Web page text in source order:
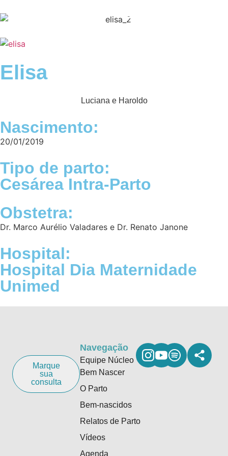
Elisa
Luciana e Haroldo
Nascimento:
20/01/2019
Tipo de parto:
Cesárea Intra-Parto
Obstetra:
Dr. Marco Aurélio Valadares e Dr. Renato Janone
Hospital:
Hospital Dia Maternidade
Unimed
Marque
sua
consulta
Navegação
Equipe Núcleo
Bem Nascer
O Parto
Bem-nascidos
Relatos de Parto
Vídeos
Agenda